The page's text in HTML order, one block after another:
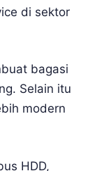
di sektor
bagasi
Selain itu
modern
HDD,